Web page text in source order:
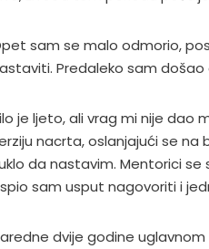
sam se malo odmorio,
Predaleko sam
je ljeto, ali vrag mi nije dao
nacrta, oslanjajući se na
da nastavim. Mentorici se
sam usput nagovoriti i
dvije godine